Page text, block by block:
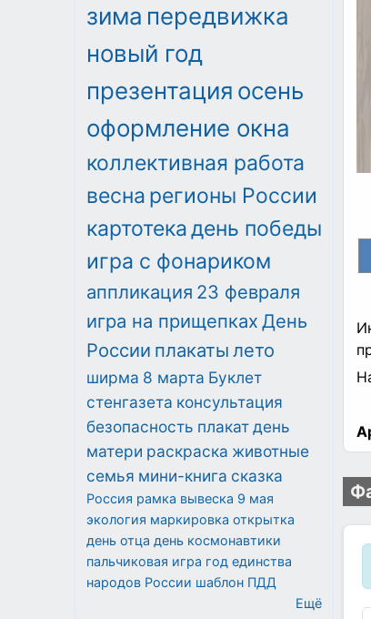
зима передвижка
новый год
презентация осень
оформление окна
коллективная работа
весна регионы России
картотекадень победы
игра с фонариком
аппликация 23 февраля
игра на прищепках День
России плакаты лето
ширма 8 марта Буклет
стенгазета консультация
безопасность плакатдень
матери раскраска животные
семья мини-книга сказка
Россия рамка вывеска 9 мая
экология маркировка открытка
день отца день космонавтики
пальчиковая игра год единства
народов России шаблон ПДД
Ещё